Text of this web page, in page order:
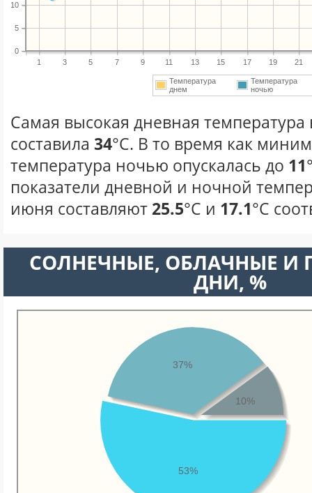
1 3 5 7 9 11 13 15 17 19 21
0
5
10
Температура
днем
Температура
ночью
Самая высокая дневная
составила 34°С. В то время как
температура ночью опускалась до 11
показатели дневной и ночной
июня составляют 25.5°С и 17.1°С
CОЛНЕЧНЫЕ, ОБЛАЧНЫЕ И
ДНИ, %
53%
37%
10%